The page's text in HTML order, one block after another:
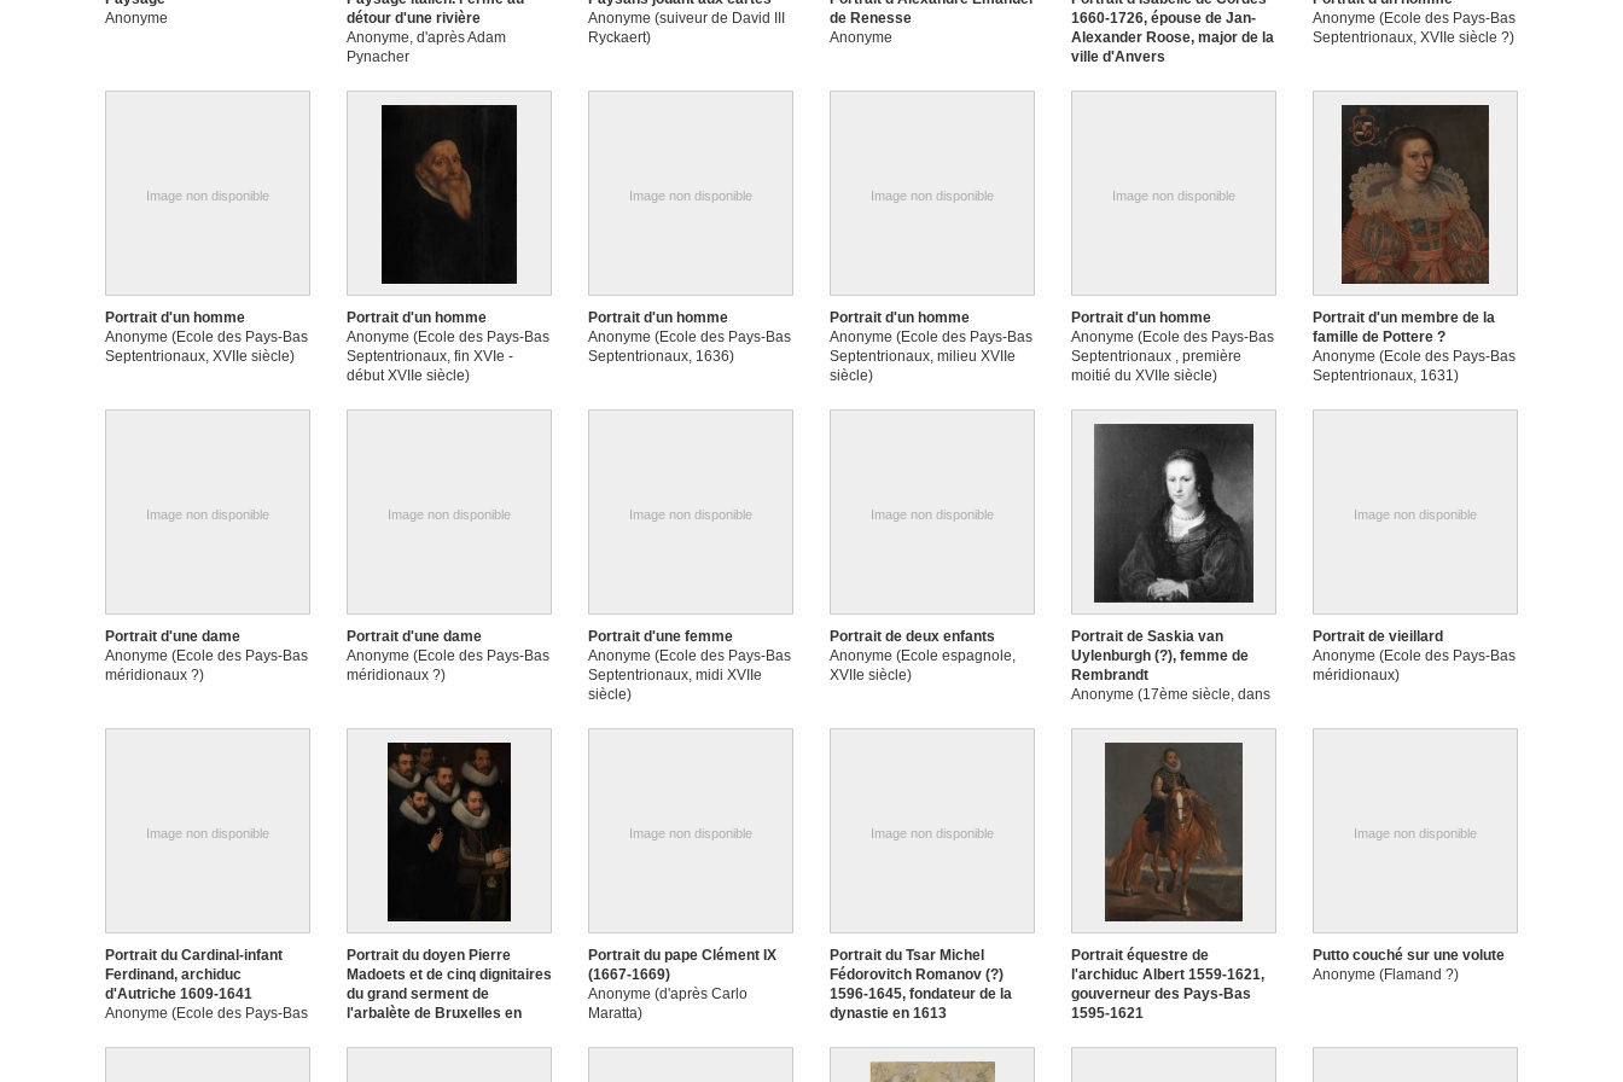
Anonyme
détour d'une rivière
Anonyme, d'après Adam
Pynacher
Anonyme (suiveur de David III
Ryckaert)
de Renesse
Anonyme
1660-1726, épouse de Jan-
Alexander Roose, major de la
ville d'Anvers
méridionaux)
Anonyme (Ecole des Pays-Bas
Septentrionaux, XVIIe siècle ?)
Image non disponible
Portrait d'un homme
Anonyme (Ecole des Pays-Bas
Septentrionaux, XVIIe siècle)
Portrait d'un homme
Anonyme (Ecole des Pays-Bas
Septentrionaux, fin XVIe -
début XVIIe siècle)
Image non disponible
Portrait d'un homme
Anonyme (Ecole des Pays-Bas
Septentrionaux, 1636)
Image non disponible
Portrait d'un homme
Anonyme (Ecole des Pays-Bas
Septentrionaux, milieu XVIIe
siècle)
Image non disponible
Portrait d'un homme
Anonyme (Ecole des Pays-Bas
Septentrionaux , première
moitié du XVIIe siècle)
Portrait d'un membre de la
famille de Pottere ?
Anonyme (Ecole des Pays-Bas
Septentrionaux, 1631)
Image non disponible
Portrait d'une dame
Anonyme (Ecole des Pays-Bas
méridionaux ?)
Image non disponible
Portrait d'une dame
Anonyme (Ecole des Pays-Bas
méridionaux ?)
Image non disponible
Portrait d'une femme
Anonyme (Ecole des Pays-Bas
Septentrionaux, midi XVIIe
siècle)
Image non disponible
Portrait de deux enfants
Anonyme (Ecole espagnole,
XVIIe siècle)
Portrait de Saskia van
Uylenburgh (?), femme de
Rembrandt
Anonyme (17ème siècle, dans
Harmensz. van Rijn)
Image non disponible
Portrait de vieillard
Anonyme (Ecole des Pays-Bas
méridionaux)
Image non disponible
Portrait du Cardinal-infant
Ferdinand, archiduc
d'Autriche 1609-1641
Anonyme (Ecole des Pays-Bas
Portrait du doyen Pierre
Madoets et de cinq dignitaires
du grand serment de
l'arbalète de Bruxelles en
Anonyme (Ecole des Pays-Bas
Image non disponible
Portrait du pape Clément IX
(1667-1669)
Anonyme (d'après Carlo
Maratta)
Image non disponible
Portrait du Tsar Michel
Fédorovitch Romanov (?)
1596-1645, fondateur de la
dynastie en 1613
Portrait équestre de
l'archiduc Albert 1559-1621,
gouverneur des Pays-Bas
1595-1621
méridionaux)
Image non disponible
Putto couché sur une volute
Anonyme (Flamand ?)